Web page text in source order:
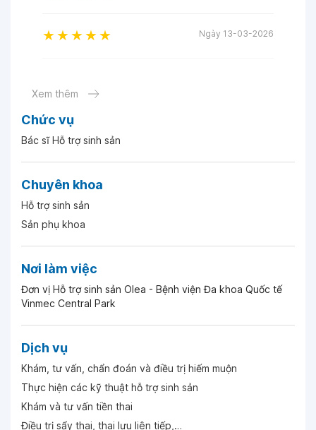
Chức vụ
Bác sĩ Hỗ trợ sinh sản
Chuyên khoa
Hỗ trợ sinh sản
Sản phụ khoa
Nơi làm việc
Đơn vị Hỗ trợ sinh sản Olea - Bệnh viện Đa khoa Quốc tế
Vinmec Central Park
Dịch vụ
Khám, tư vấn, chẩn đoán và điều trị hiếm muộn
Thực hiện các kỹ thuật hỗ trợ sinh sản
Khám và tư vấn tiền thai
Điều trị sẩy thai, thai lưu liên tiếp,…
Ngày 13-03-2026
BS và dịch vụ BV đều rất tốt
Xem thêm